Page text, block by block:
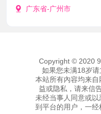
广东省-广州市
Copyright © 2020
如果您未满18岁请
本站所有內容均来
益或隐私，请来信
未经当事人同意或
到平台的用户，一